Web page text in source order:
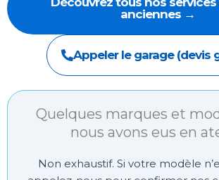
anciennes →
Appeler le garage (devis
Quelques marques et
nous avons eus en
Non exhaustif. Si votre modèle